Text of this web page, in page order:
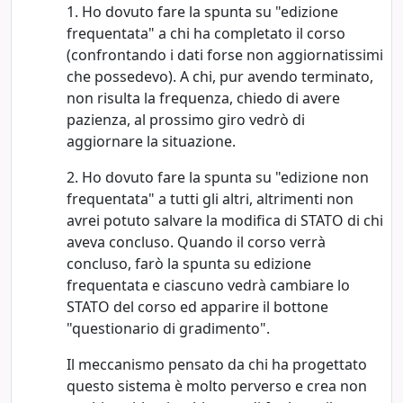
1. Ho dovuto fare la spunta su "edizione
frequentata" a chi ha completato il corso
(confrontando i dati forse non aggiornatissimi
che possedevo). A chi, pur avendo terminato,
non risulta la frequenza, chiedo di avere
pazienza, al prossimo giro vedrò di
aggiornare la situazione.
2. Ho dovuto fare la spunta su "edizione non
frequentata" a tutti gli altri, altrimenti non
avrei potuto salvare la modifica di STATO di chi
aveva concluso. Quando il corso verrà
concluso, farò la spunta su edizione
frequentata e ciascuno vedrà cambiare lo
STATO del corso ed apparire il bottone
"questionario di gradimento".
Il meccanismo pensato da chi ha progettato
questo sistema è molto perverso e crea non